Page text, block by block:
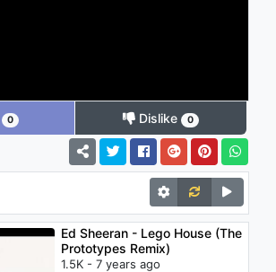
0 Dislike 0
Ed Sheeran - Lego House (The
Prototypes Remix)
1.5K - 7 years ago